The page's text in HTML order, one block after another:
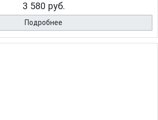
3 580 руб.
Подробнее